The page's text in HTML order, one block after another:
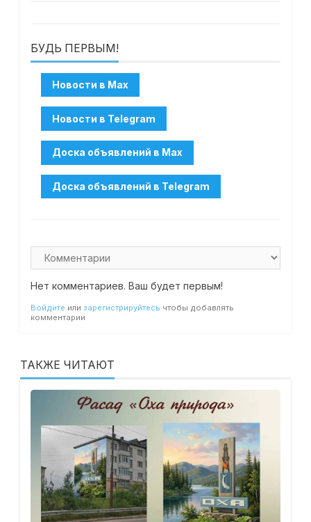
БУДЬ ПЕРВЫМ!
Нет комментариев. Ваш будет первым!
Войдите или зарегистрируйтесь чтобы добавлять
комментарии
ТАКЖЕ ЧИТАЮТ